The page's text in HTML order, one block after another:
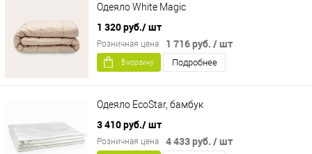
Одеяло White Magic
1 320 руб./ шт
1 716 руб. / шт
Розничная цена
В корзину Подробнее
Одеяло EcoStar, бамбук
3 410 руб./ шт
4 433 руб. / шт
Розничная цена